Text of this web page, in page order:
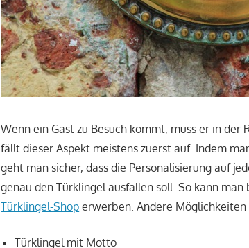
Wenn ein Gast zu Besuch kommt, muss er in
fällt dieser Aspekt meistens zuerst auf. Indem
geht man sicher, dass die Personalisierung auf
genau den Türklingel ausfallen soll. So kann man
Türklingel-Shop erwerben. Andere Möglichkeiten
Türklingel mit Motto